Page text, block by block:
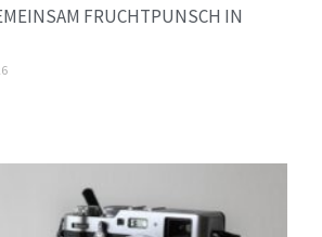
FRUCHTPUNSCH IN